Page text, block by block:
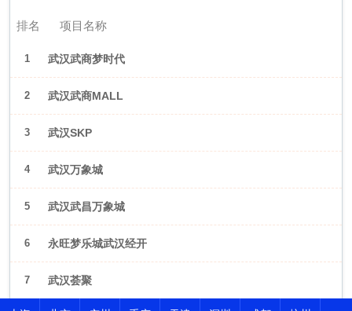
排名 项目名称
1 武汉武商梦时代
2 武汉武商MALL
3 武汉SKP
4 武汉万象城
5 武汉武昌万象城
6 永旺梦乐城武汉经开
7 武汉荟聚